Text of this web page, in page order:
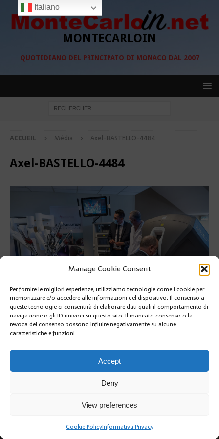
Manage Cookie Consent
Per fornire le migliori esperienze, utilizziamo tecnologie come i cookie per
memorizzare e/o accedere alle informazioni del dispositivo. Il consenso a
queste tecnologie ci consentirà di elaborare dati quali il comportamento di
navigazione o gli ID univoci su questo sito. Il mancato consenso o la
revoca del consenso possono influire negativamente su alcune
caratteristiche e funzioni.
Accept
Deny
View preferences
Cookie PolicyInformativa Privacy
MONTECARLOIN
QUOTIDIANO DEL PRINCIPATO DI MONACO DAL 2007
ACCUEIL Média Axel-BASTELLO-4484
Axel-BASTELLO-4484
Copyright @2019 | by Crivle
Italiano